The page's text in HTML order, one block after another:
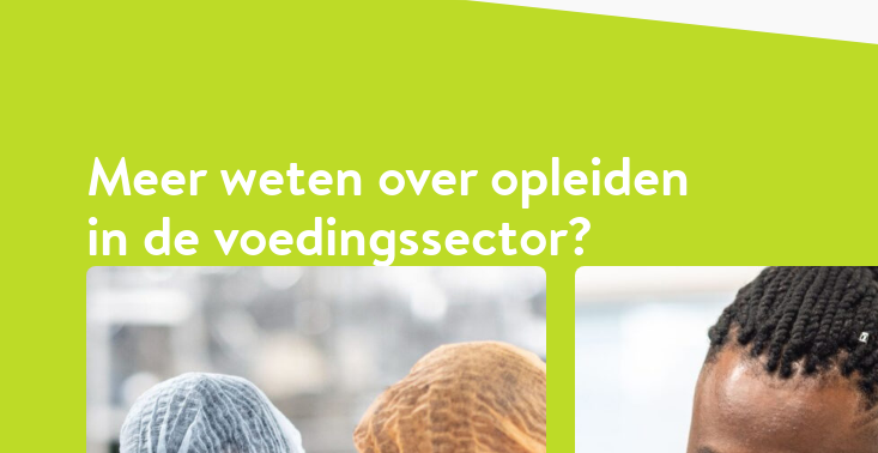
Meer weten over opleiden
in de voedingssector?